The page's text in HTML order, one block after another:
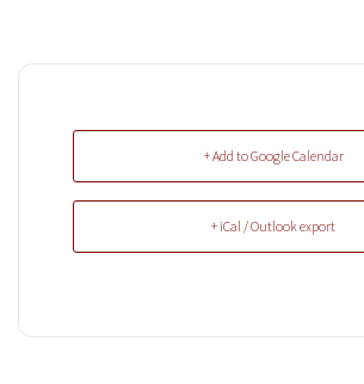
+ Add to Google Calendar
+ iCal / Outlook export